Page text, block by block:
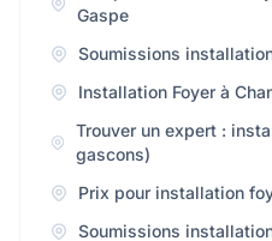
Gaspe
Soumissions
Installation Foyer à
Trouver un expert :
gascons)
Prix pour installation
Soumissions